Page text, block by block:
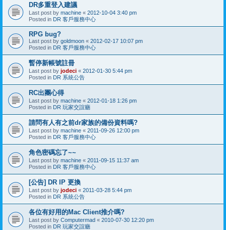
DR多重登入建議
Last post by machine « 2012-10-04 3:40 pm
Posted in DR 客戶服務中心
RPG bug?
Last post by goldmoon « 2012-02-17 10:07 pm
Posted in DR 客戶服務中心
暫停新帳號註冊
Last post by jodeci « 2012-01-30 5:44 pm
Posted in DR 系統公告
RC出團心得
Last post by machine « 2012-01-18 1:26 pm
Posted in DR 玩家交誼廳
請問有人有之前dr家族的備份資料嗎?
Last post by machine « 2011-09-26 12:00 pm
Posted in DR 客戶服務中心
角色密碼忘了~~
Last post by machine « 2011-09-15 11:37 am
Posted in DR 客戶服務中心
[公告] DR IP 更換
Last post by jodeci « 2011-03-28 5:44 pm
Posted in DR 系統公告
各位有好用的Mac Client推介嗎?
Last post by Computermad « 2010-07-30 12:20 pm
Posted in DR 玩家交誼廳